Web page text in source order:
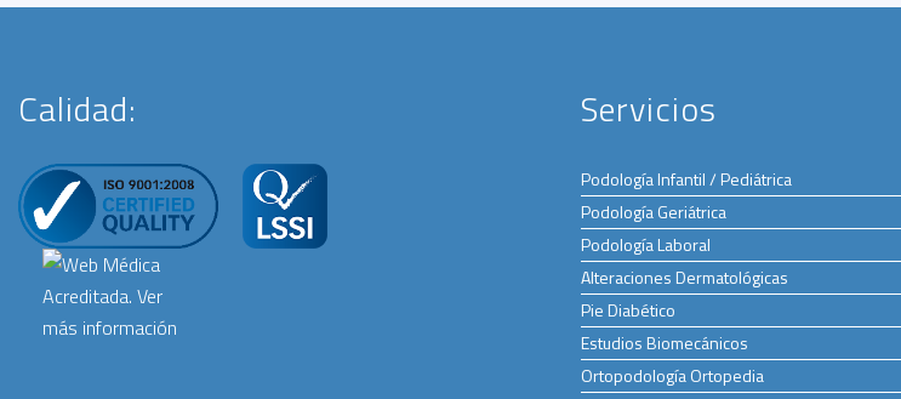
Calidad: Servicios
Podología Infantil / Pediátrica
Podología Geriátrica
Podología Laboral
Alteraciones Dermatológicas
Pie Diabético
Estudios Biomecánicos
Ortopodología Ortopedia